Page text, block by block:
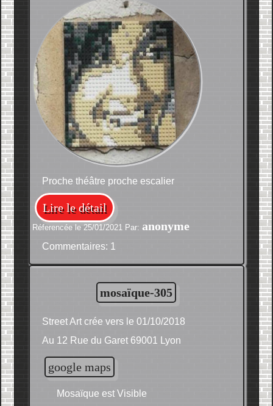
Proche théâtre proche escalier
Lire le détail
Réferencée le 25/01/2021 Par:anonyme
Commentaires: 1
mosaïque-305
Street Art crée vers le 01/10/2018
Au 12 Rue du Garet 69001 Lyon
google maps
Mosaïque est Visible